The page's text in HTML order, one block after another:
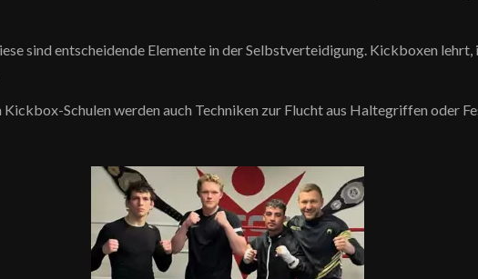
sind entscheidende Elemente in der Selbstverteidigung. Kickboxen
Schulen werden auch Techniken zur Flucht aus Haltegriffen oder